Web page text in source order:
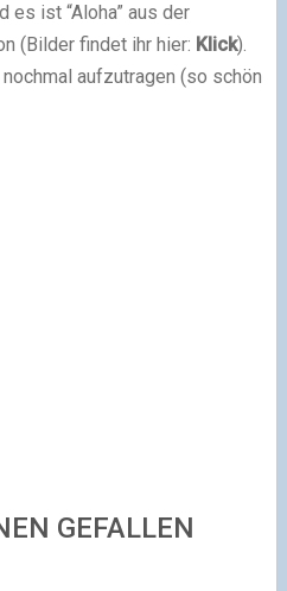
es ist “Aloha” aus der
(Bilder findet ihr hier: Klick).
aufzutragen (so schön
GEFALLEN